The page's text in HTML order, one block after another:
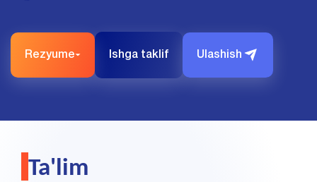
Rezyume Ishga taklif Ulashish
Ta'lim